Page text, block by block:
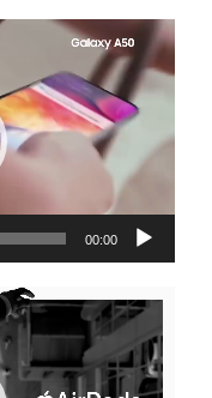
נגן
וידאו
00:00
נגן
וידאו